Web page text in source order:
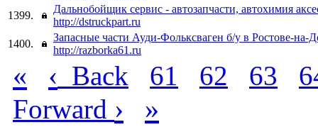
1399.
Дальнобойщик сервис - автозапчасти, автохимия
http://dstruckpart.ru
1400.
Запасные части Ауди-Фольксваген б/у в Ростове-на-
http://razborka61.ru
« ‹ Back 61 62 63
Forward › »